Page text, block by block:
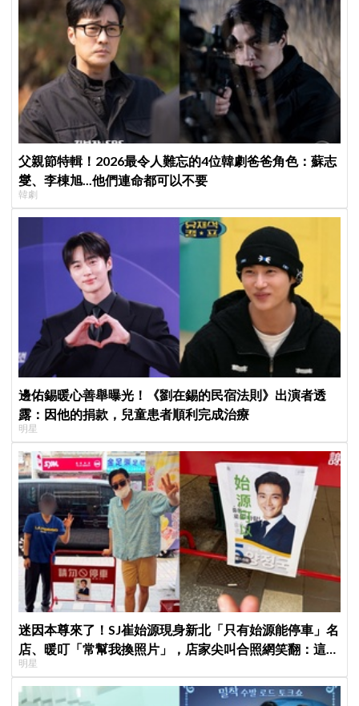
父親節特輯！2026最令人難忘的4位韓劇爸爸角色：蘇志
燮、李棟旭...他們連命都可以不要
韓劇
邊佑錫暖心善舉曝光！《劉在錫的民宿法則》出演者透
露：因他的捐款，兒童患者順利完成治療
明星
迷因本尊來了！SJ崔始源現身新北「只有始源能停車」名
店、暖叮「常幫我換照片」，店家尖叫合照網笑翻：這輩
子不能脫粉了
明星